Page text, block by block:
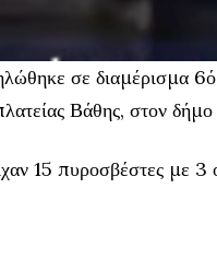
σε διαμέρισμα
Βάθης, στον
15 πυροσβέστες με 3